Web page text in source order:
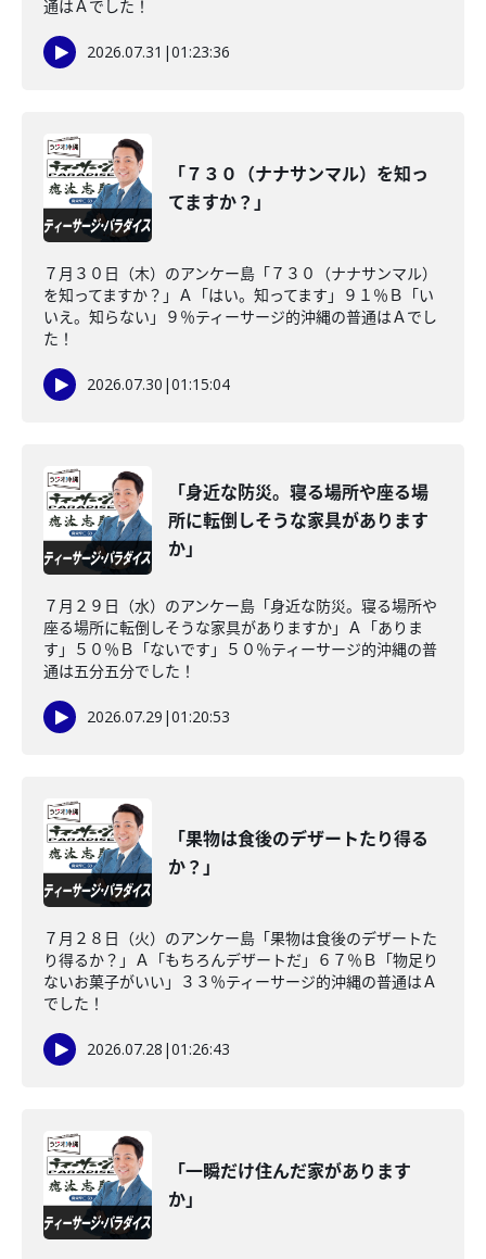
通はＡでした！
2026.07.31 |01:23:36
「７３０（ナナサンマル）を知っ
てますか？」
７月３０日（木）のアンケー島「７３０（ナナサンマル）
を知ってますか？」Ａ「はい。知ってます」９１％Ｂ「い
いえ。知らない」９％ティーサージ的沖縄の普通はＡでし
た！
2026.07.30 |01:15:04
「身近な防災。寝る場所や座る場
所に転倒しそうな家具があります
か」
７月２９日（水）のアンケー島「身近な防災。寝る場所や
座る場所に転倒しそうな家具がありますか」Ａ「ありま
す」５０％Ｂ「ないです」５０％ティーサージ的沖縄の普
通は五分五分でした！
2026.07.29 |01:20:53
「果物は食後のデザートたり得る
か？」
７月２８日（火）のアンケー島「果物は食後のデザートた
り得るか？」Ａ「もちろんデザートだ」６７％Ｂ「物足り
ないお菓子がいい」３３％ティーサージ的沖縄の普通はＡ
でした！
2026.07.28 |01:26:43
「一瞬だけ住んだ家があります
か」